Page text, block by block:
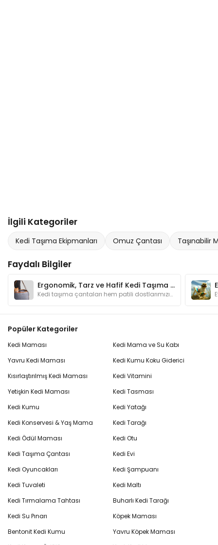
İlgili Kategoriler
Kedi Taşıma Ekipmanları Omuz Çantası Taşınabilir
Faydalı Bilgiler
Ergonomik, Tarz ve Hafif Kedi Taşıma Çantaları
Kedi taşıma çantaları hem patili dostlarımızın hem de bizlerin ihtiyaçlarına cevap verecek özel tasarımları ile hayat kurtaran çözümler sunarlar.
Popüler Kategoriler
Kedi Maması
Yavru Kedi Maması
Kısırlaştırılmış Kedi Maması
Yetişkin Kedi Maması
Kedi Kumu
Kedi Konservesi & Yaş Mama
Kedi Ödül Maması
Kedi Taşıma Çantası
Kedi Oyuncakları
Kedi Tuvaleti
Kedi Tırmalama Tahtası
Kedi Su Pınarı
Bentonit Kedi Kumu
Kedi Mama ve Su Kabı
Kedi Kumu Koku Giderici
Kedi Vitamini
Kedi Tasması
Kedi Yatağı
Kedi Tarağı
Kedi Otu
Kedi Evi
Kedi Şampuanı
Kedi Maltı
Buharlı Kedi Tarağı
Köpek Maması
Yavru Köpek Maması